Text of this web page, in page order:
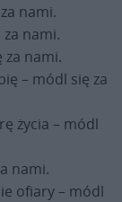
nami.
nami.
za nami.
– módl się za
życia – módl
nami.
ofiary – módl